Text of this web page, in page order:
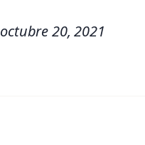
octubre 20, 2021